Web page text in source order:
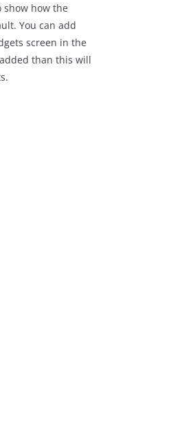
show how the
You can add
screen in the
than this will